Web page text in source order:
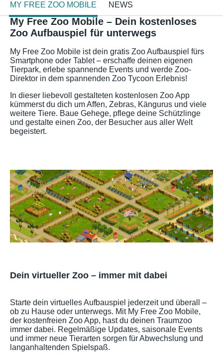
MY FREE ZOO MOBILE NEWS
My Free Zoo Mobile – Dein kostenloses
Zoo Aufbauspiel für unterwegs
My Free Zoo Mobile ist dein gratis Zoo Aufbauspiel fürs
Smartphone oder Tablet – erschaffe deinen eigenen
Tierpark, erlebe spannende Events und werde Zoo-
Direktor in dem spannenden Zoo Tycoon Erlebnis!
In dieser liebevoll gestalteten kostenlosen Zoo App
kümmerst du dich um Affen, Zebras, Kängurus und viele
weitere Tiere. Baue Gehege, pflege deine Schützlinge
und gestalte einen Zoo, der Besucher aus aller Welt
begeistert.
Dein virtueller Zoo – immer mit dabei
Starte dein virtuelles Aufbauspiel jederzeit und überall –
ob zu Hause oder unterwegs. Mit My Free Zoo Mobile,
der kostenfreien Zoo App, hast du deinen Traumzoo
immer dabei. Regelmäßige Updates, saisonale Events
und immer neue Tierarten sorgen für Abwechslung und
langanhaltenden Spielspaß.